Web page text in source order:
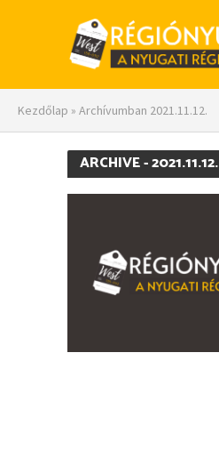
Kezdőlap » Archívumban 2021.11.12.
ARCHIVE - 2021.11.12.